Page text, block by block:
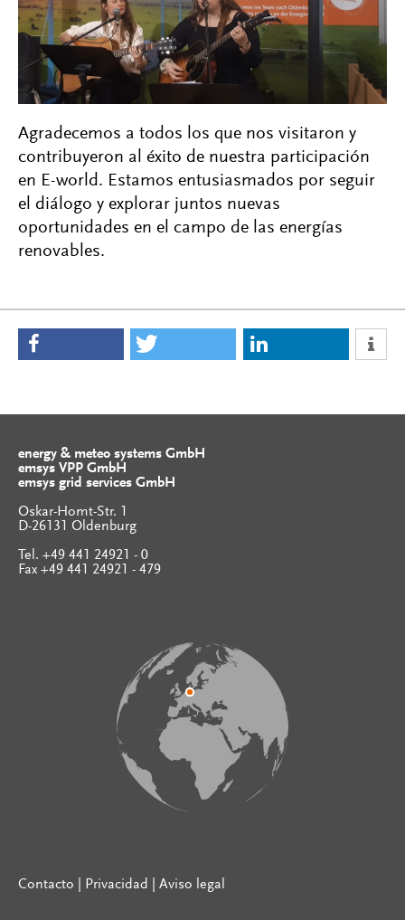
Agradecemos a todos los que nos visitaron y
contribuyeron al éxito de nuestra participación
en E-world. Estamos entusiasmados por seguir
el diálogo y explorar juntos nuevas
oportunidades en el campo de las energías
renovables.
energy & meteo systems GmbH
emsys VPP GmbH
emsys grid services GmbH
Oskar-Homt-Str. 1
D-26131 Oldenburg
Tel. +49 441 24921 - 0
Fax +49 441 24921 - 479
Contacto Privacidad Aviso legal